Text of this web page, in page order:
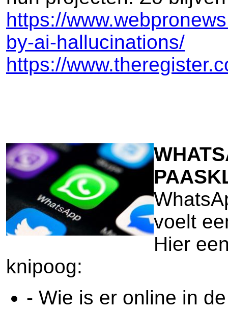
https://
by-ai-hallucinations/
https://
voelt
Hier
knipoog:
- Wie is er online in